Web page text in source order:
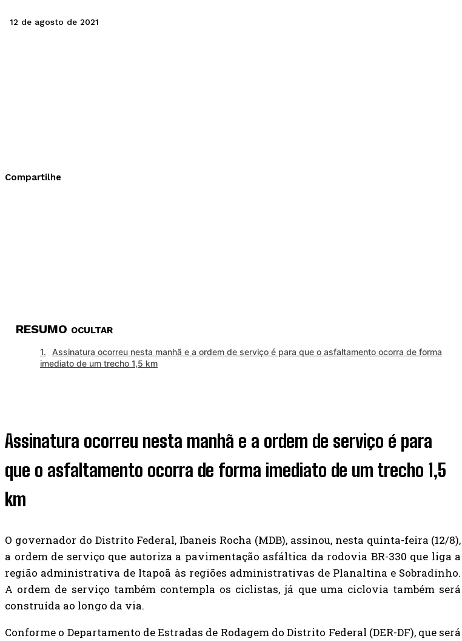
12 de agosto de 2021
Compartilhe
RESUMO OCULTAR
Assinatura ocorreu nesta manhã e a ordem de serviço é para que o asfaltamento ocorra de forma
imediato de um trecho 1,5 km
Assinatura ocorreu nesta manhã e a ordem de serviço é para
que o asfaltamento ocorra de forma imediato de um trecho 1,5
km
O governador do Distrito Federal, Ibaneis Rocha (MDB), assinou, nesta quinta-feira (12/8),
a ordem de serviço que autoriza a pavimentação asfáltica da rodovia BR-330 que liga a
região administrativa de Itapoã às regiões administrativas de Planaltina e Sobradinho.
A ordem de serviço também contempla os ciclistas, já que uma ciclovia também será
construída ao longo da via.
Conforme o Departamento de Estradas de Rodagem do Distrito Federal (DER-DF), que será